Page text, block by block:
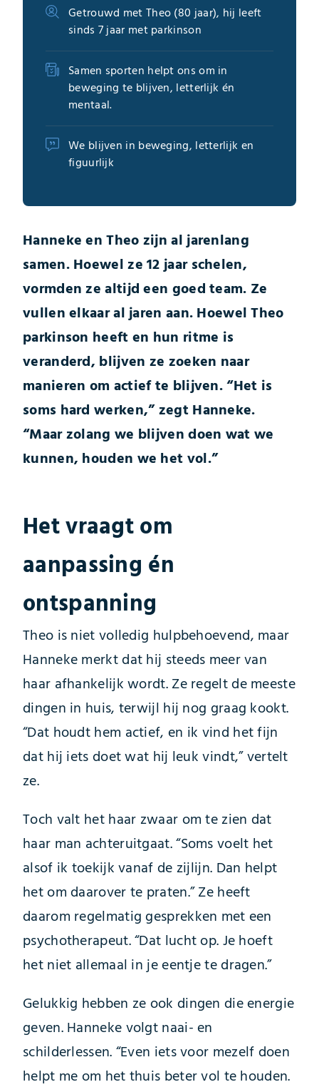
Getrouwd met Theo (80 jaar), hij leeft
sinds 7 jaar met parkinson
Samen sporten helpt ons om in
beweging te blijven, letterlijk én
mentaal.
We blijven in beweging, letterlijk en
figuurlijk
Hanneke en Theo zijn al jarenlang
samen. Hoewel ze 12 jaar schelen,
vormden ze altijd een goed team. Ze
vullen elkaar al jaren aan. Hoewel Theo
parkinson heeft en hun ritme is
veranderd, blijven ze zoeken naar
manieren om actief te blijven. “Het is
soms hard werken,” zegt Hanneke.
“Maar zolang we blijven doen wat we
kunnen, houden we het vol.”
Het vraagt om
aanpassing én
ontspanning
Theo is niet volledig hulpbehoevend, maar
Hanneke merkt dat hij steeds meer van
haar afhankelijk wordt. Ze regelt de meeste
dingen in huis, terwijl hij nog graag kookt.
“Dat houdt hem actief, en ik vind het fijn
dat hij iets doet wat hij leuk vindt,” vertelt
ze.
Toch valt het haar zwaar om te zien dat
haar man achteruitgaat. “Soms voelt het
alsof ik toekijk vanaf de zijlijn. Dan helpt
het om daarover te praten.” Ze heeft
daarom regelmatig gesprekken met een
psychotherapeut. “Dat lucht op. Je hoeft
het niet allemaal in je eentje te dragen.”
Gelukkig hebben ze ook dingen die energie
geven. Hanneke volgt naai- en
schilderlessen. “Even iets voor mezelf doen
helpt me om het thuis beter vol te houden.